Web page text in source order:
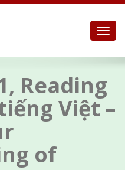
Reading
Việt –
of